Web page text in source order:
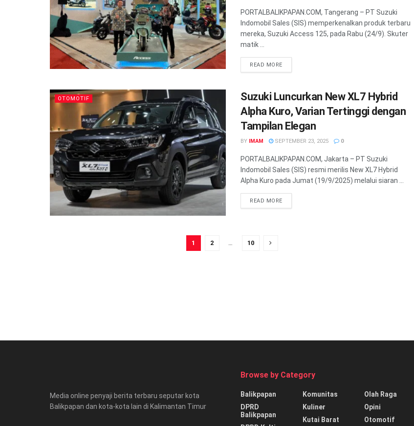
PORTALBALIKPAPAN.COM, Tangerang – PT Suzuki
Indomobil Sales (SIS) memperkenalkan produk terbaru
mereka, Suzuki Access 125, pada Rabu (24/9). Skuter
matik ...
READ MORE
OTOMOTIF
Suzuki Luncurkan New XL7 Hybrid
Alpha Kuro, Varian Tertinggi dengan
Tampilan Elegan
BY IMAM SEPTEMBER 23, 2025 0
PORTALBALIKPAPAN.COM, Jakarta – PT Suzuki
Indomobil Sales (SIS) resmi merilis New XL7 Hybrid
Alpha Kuro pada Jumat (19/9/2025) melalui siaran ...
READ MORE
1 2 10
Media online penyaji berita terbaru seputar kota
Balikpapan dan kota-kota lain di Kalimantan Timur
Browse by Category
Balikpapan
DPRD
Balikpapan
Komunitas
Kuliner
Kutai Barat
Olah Raga
Opini
Otomotif